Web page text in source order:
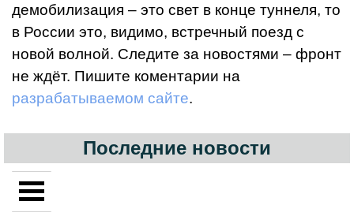
демобилизация – это свет в конце туннеля, то
в России это, видимо, встречный поезд с
новой волной. Следите за новостями – фронт
не ждёт. Пишите коментарии на
разрабатываемом сайте.
Последние новости